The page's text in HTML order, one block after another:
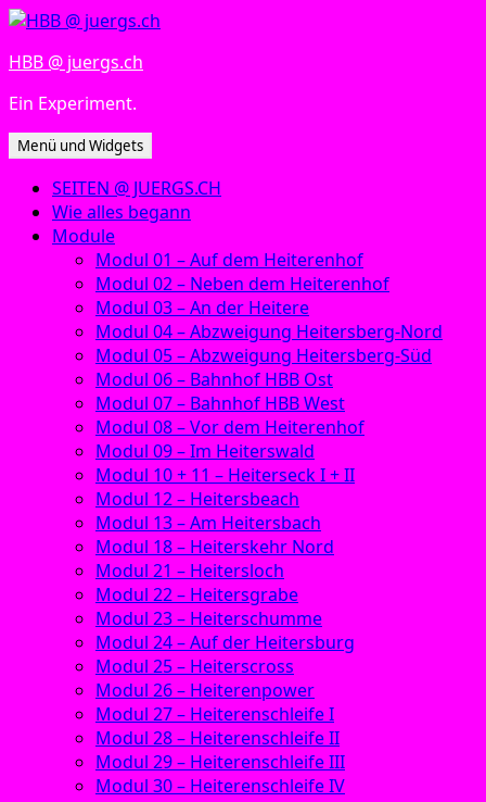
Zum
springen
HBB @ juergs.ch
Ein Experiment.
Menü und Widgets
SEITEN @ JUERGS.CH
Wie alles begann
Module
Modul 01 – Auf dem Heiterenhof
Modul 02 – Neben dem Heiterenhof
Modul 03 – An der Heitere
Modul 04 – Abzweigung Heitersberg-Nord
Modul 05 – Abzweigung Heitersberg-Süd
Modul 06 – Bahnhof HBB Ost
Modul 07 – Bahnhof HBB West
Modul 08 – Vor dem Heiterenhof
Modul 09 – Im Heiterswald
Modul 10 + 11 – Heiterseck I + II
Modul 12 – Heitersbeach
Modul 13 – Am Heitersbach
Modul 18 – Heiterskehr Nord
Modul 21 – Heitersloch
Modul 22 – Heitersgrabe
Modul 23 – Heiterschumme
Modul 24 – Auf der Heitersburg
Modul 25 – Heiterscross
Modul 26 – Heiterenpower
Modul 27 – Heiterenschleife I
Modul 28 – Heiterenschleife II
Modul 29 – Heiterenschleife III
Modul 30 – Heiterenschleife IV